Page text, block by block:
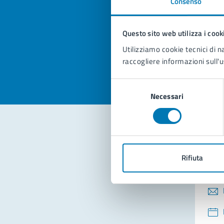
Questo sito web utilizza i
Utilizziamo cookie tecnici di
raccogliere informazioni
consenso
Necessari
Rifiuta